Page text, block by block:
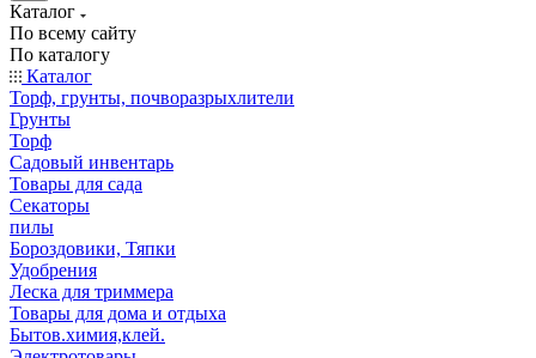
Каталог
По всему сайту
По каталогу
Каталог
Торф, грунты, почворазрыхлители
Грунты
Торф
Садовый инвентарь
Товары для сада
Секаторы
пилы
Бороздовики, Тяпки
Удобрения
Леска для триммера
Товары для дома и отдыха
Бытов.химия,клей.